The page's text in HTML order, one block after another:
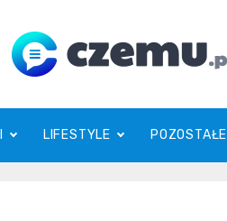
czemu.pl
LIFESTYLE POZOSTAŁE